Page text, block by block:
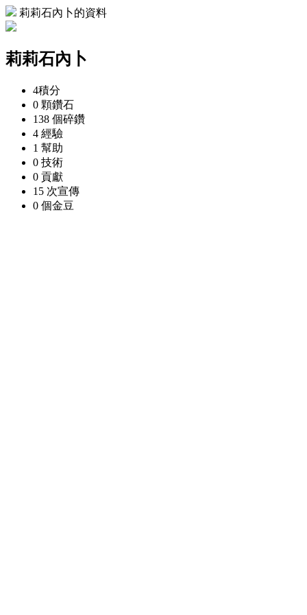
莉莉石內卜的資料
莉莉石內卜
4積分
0 顆鑽石
138 個碎鑽
4 經驗
1 幫助
0 技術
0 貢獻
15 次宣傳
0 個金豆